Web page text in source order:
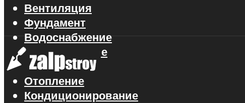
Вентиляция
Фундамент
Водоснабжение
Газоснабжение
Канализация
Отопление
Кондиционирование